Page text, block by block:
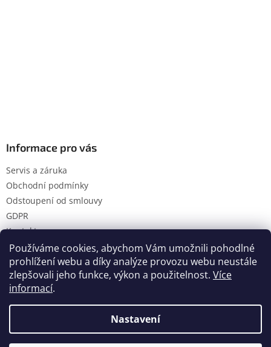
Používáme cookies, abychom Vám umožnili pohodlné
prohlížení webu a díky analýze provozu webu neustále
zlepšovali jeho funkce, výkon a použitelnost. Více
informací.
Nastavení
Informace pro vás
Servis a záruka
Obchodní podmínky
Odstoupení od smlouvy
GDPR
Kontakty
Vytvořil Shoptet
Hanol s.r.o.. Všechna práva vyhrazena.
Upravit nastavení cookies